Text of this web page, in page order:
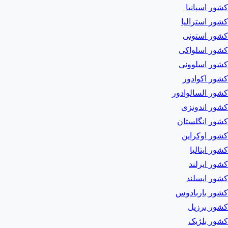
کشور اسپانیا
کشور استرالیا
کشور استونی
کشور اسلواکی
کشور اسلوونی
کشور اکوادور
کشور السالوادور
کشور اندونزی
کشور انگلستان
کشور اوکراین
کشور ایتالیا
کشور ایرلند
کشور ایسلند
کشور باربادوس
کشور برزیل
کشور بلژیک